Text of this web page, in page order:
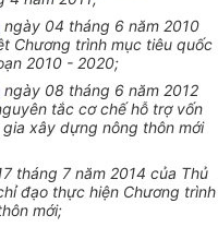
ngày 04 tháng 6 năm 2010
Chương trình mục tiêu quốc
2010 - 2020;
ngày 08 tháng 6 năm 2012
tắc cơ chế hỗ trợ vốn
xây dựng nông thôn mới
tháng 7 năm 2014 của Thủ
đạo thực hiện Chương trình
mới;